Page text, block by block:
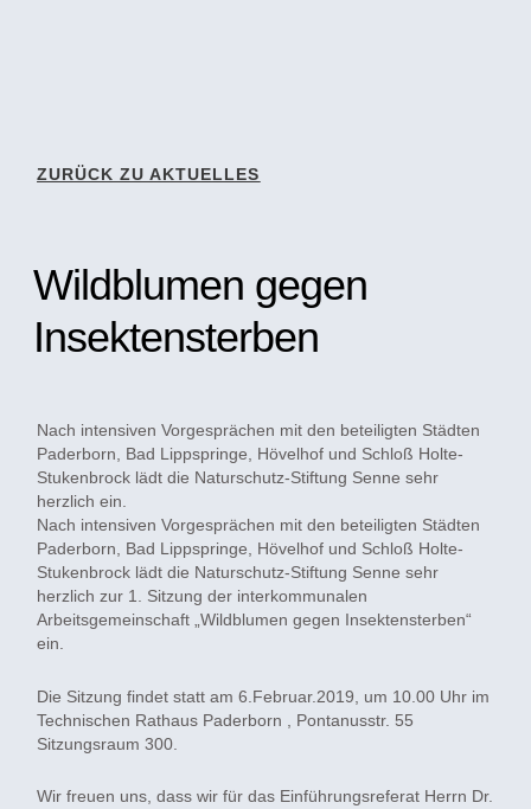
ZURÜCK ZU AKTUELLES
Wildblumen gegen
Insektensterben
Nach intensiven Vorgesprächen mit den beteiligten Städten
Paderborn, Bad Lippspringe, Hövelhof und Schloß Holte-
Stukenbrock lädt die Naturschutz-Stiftung Senne sehr
herzlich ein.
Nach intensiven Vorgesprächen mit den beteiligten Städten
Paderborn, Bad Lippspringe, Hövelhof und Schloß Holte-
Stukenbrock lädt die Naturschutz-Stiftung Senne sehr
herzlich zur 1. Sitzung der interkommunalen
Arbeitsgemeinschaft „Wildblumen gegen Insektensterben“
ein.
Die Sitzung findet statt am 6.Februar.2019, um 10.00 Uhr im
Technischen Rathaus Paderborn , Pontanusstr. 55
Sitzungsraum 300.
Wir freuen uns, dass wir für das Einführungsreferat Herrn Dr.